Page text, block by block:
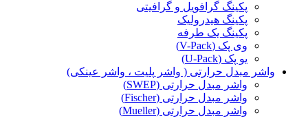
پکینگ گرافویل و گرافیتی
پکینگ هیدرولیک
پکینگ یک طرفه
وی پک (V-Pack)
یو پک (U-Pack)
واشر مبدل حرارتی ( واشر پلیت ، واشر عینکی)
واشر مبدل حرارتی (SWEP)
واشر مبدل حرارتی (Fischer)
واشر مبدل حرارتی (Mueller)